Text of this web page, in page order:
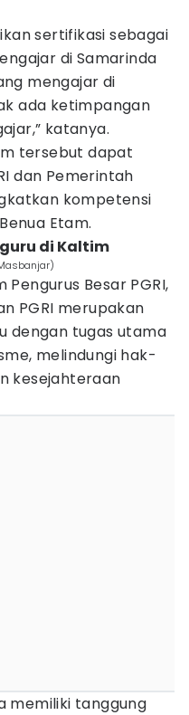
sertifikasi sebagai
di Samarinda
mengajar di
ada ketimpangan
katanya.
tersebut dapat
dan Pemerintah
kompetensi
Etam.
di Kaltim
Besar PGRI,
PGRI merupakan
dengan tugas utama
melindungi hak-
kesejahteraan
memiliki tanggung